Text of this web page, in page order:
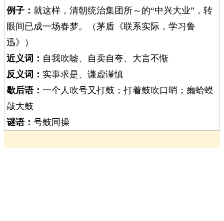
例子： 就这样，清朝统治集团所～的“中兴大业”，转
眼间已成一场春梦。（茅盾《联系实际，学习鲁
迅》）
近义词： 自我吹嘘、自卖自夸、大言不惭
反义词： 实事求是、谦虚谨慎
歇后语： 一个人吹号又打鼓；打着鼓吹口哨；癞蛤蟆
敲大鼓
谜语： 号鼓同操